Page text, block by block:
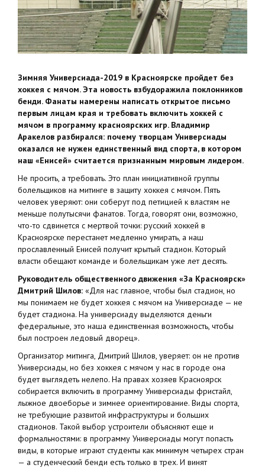
Зимняя Универсиада-2019 в Красноярске пройдет без
хоккея с мячом. Эта новость взбудоражила поклонников
бенди. Фанаты намерены написать открытое письмо
первым лицам края и требовать включить хоккей с
мячом в программу красноярских игр. Владимир
Аракелов разбирался: почему творцам Универсиады
оказался не нужен единственный вид спорта, в котором
наш «Енисей» считается признанным мировым лидером.
Не просить, а требовать. Это план инициативной группы
болельщиков на митинге в защиту хоккея с мячом. Пять
человек уверяют: они соберут под петицией к властям не
меньше полутысячи фанатов. Тогда, говорят они, возможно,
что-то сдвинется с мертвой точки: русский хоккей в
Красноярске перестанет медленно умирать, а наш
прославленный Енисей получит крытый стадион. Который
власти обещают команде и болельщикам уже лет десять.
Руководитель общественного движения «За Красноярск»
Дмитрий Шилов: «Для нас главное, чтобы был стадион, но
мы понимаем не будет хоккея с мячом на Универсиаде — не
будет стадиона. На универсиаду выделяются деньги
федеральные, это наша единственная возможность, чтобы
был построен ледовый дворец».
Организатор митинга, Дмитрий Шилов, уверяет: он не против
Универсиады, но без хоккея с мячом у нас в городе она
будет выглядеть нелепо. На правах хозяев Красноярск
собирается включить в программу Универсиады фристайл,
лыжное двоеборье и зимнее ориентирование. Виды спорта,
не требующие развитой инфраструктуры и больших
стадионов. Такой выбор устроители объясняют еще и
формальностями: в программу Универсиады могут попасть
виды, в которые играют студенты как минимум четырех стран
— а студенческий бенди есть только в трех. И винят